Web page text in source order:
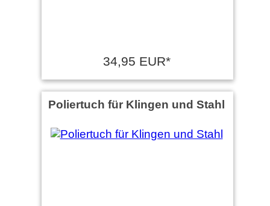
34,95 EUR*
Poliertuch für Klingen und Stahl